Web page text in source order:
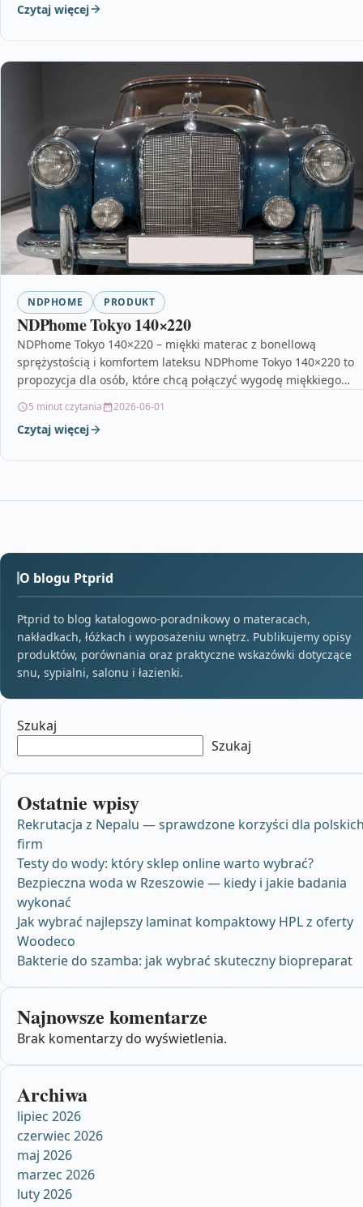
Czytaj więcej
NDPHOME PRODUKT
NDPhome Tokyo 140×220
NDPhome Tokyo 140×220 – miękki materac z bonellową
sprężystością i komfortem lateksu NDPhome Tokyo 140×220 to
propozycja dla osób, które chcą połączyć wygodę miękkiego…
5 minut czytania 2026-06-01
Czytaj więcej
O blogu Ptprid
Ptprid to blog katalogowo-poradnikowy o materacach,
nakładkach, łóżkach i wyposażeniu wnętrz. Publikujemy opisy
produktów, porównania oraz praktyczne wskazówki dotyczące
snu, sypialni, salonu i łazienki.
Szukaj
Szukaj
Ostatnie wpisy
Rekrutacja z Nepalu — sprawdzone korzyści dla
firm
Testy do wody: który sklep online warto wybrać?
Bezpieczna woda w Rzeszowie — kiedy i jakie badania
wykonać
Jak wybrać najlepszy laminat kompaktowy HPL z oferty
Woodeco
Bakterie do szamba: jak wybrać skuteczny biopreparat
Najnowsze komentarze
Brak komentarzy do wyświetlenia.
Archiwa
lipiec 2026
czerwiec 2026
maj 2026
marzec 2026
luty 2026